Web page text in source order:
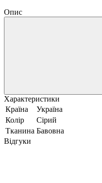
Опис
Характеристики
Країна
Україна
Колір
Сірий
Тканина Бавовна
Відгуки